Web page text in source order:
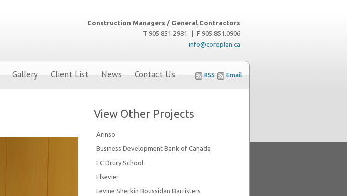
Construction Managers / General Contractors
T 905.851.2981 | F 905.851.0906
info@coreplan.ca
Gallery Client List News Contact Us RSS Email
View Other Projects
Arinso
Business Development Bank of Canada
EC Drury School
Elsevier
Levine Sherkin Boussidan Barristers